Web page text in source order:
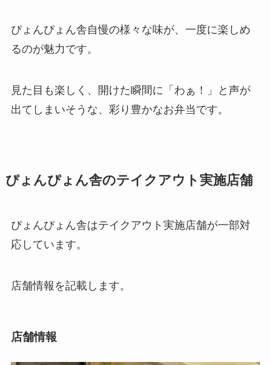
ぴょんぴょん舎自慢の様々な味が、一度に楽しめ
るのが魅力です。
見た目も楽しく、開けた瞬間に「わぁ！」と声が
出てしまいそうな、彩り豊かなお弁当です。
ぴょんぴょん舎のテイクアウト実施店舗
ぴょんぴょん舎はテイクアウト実施店舗が一部対
応しています。
店舗情報を記載します。
店舗情報